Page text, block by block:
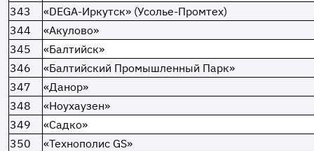
343
«DEGA-Иркутск» (Усолье-Промтех)
344
«Акулово»
345
«Балтийск»
346
«Балтийский Промышленный Парк»
347
«Данор»
348
«Ноухаузен»
349
«Садко»
350
«Технополис GS»